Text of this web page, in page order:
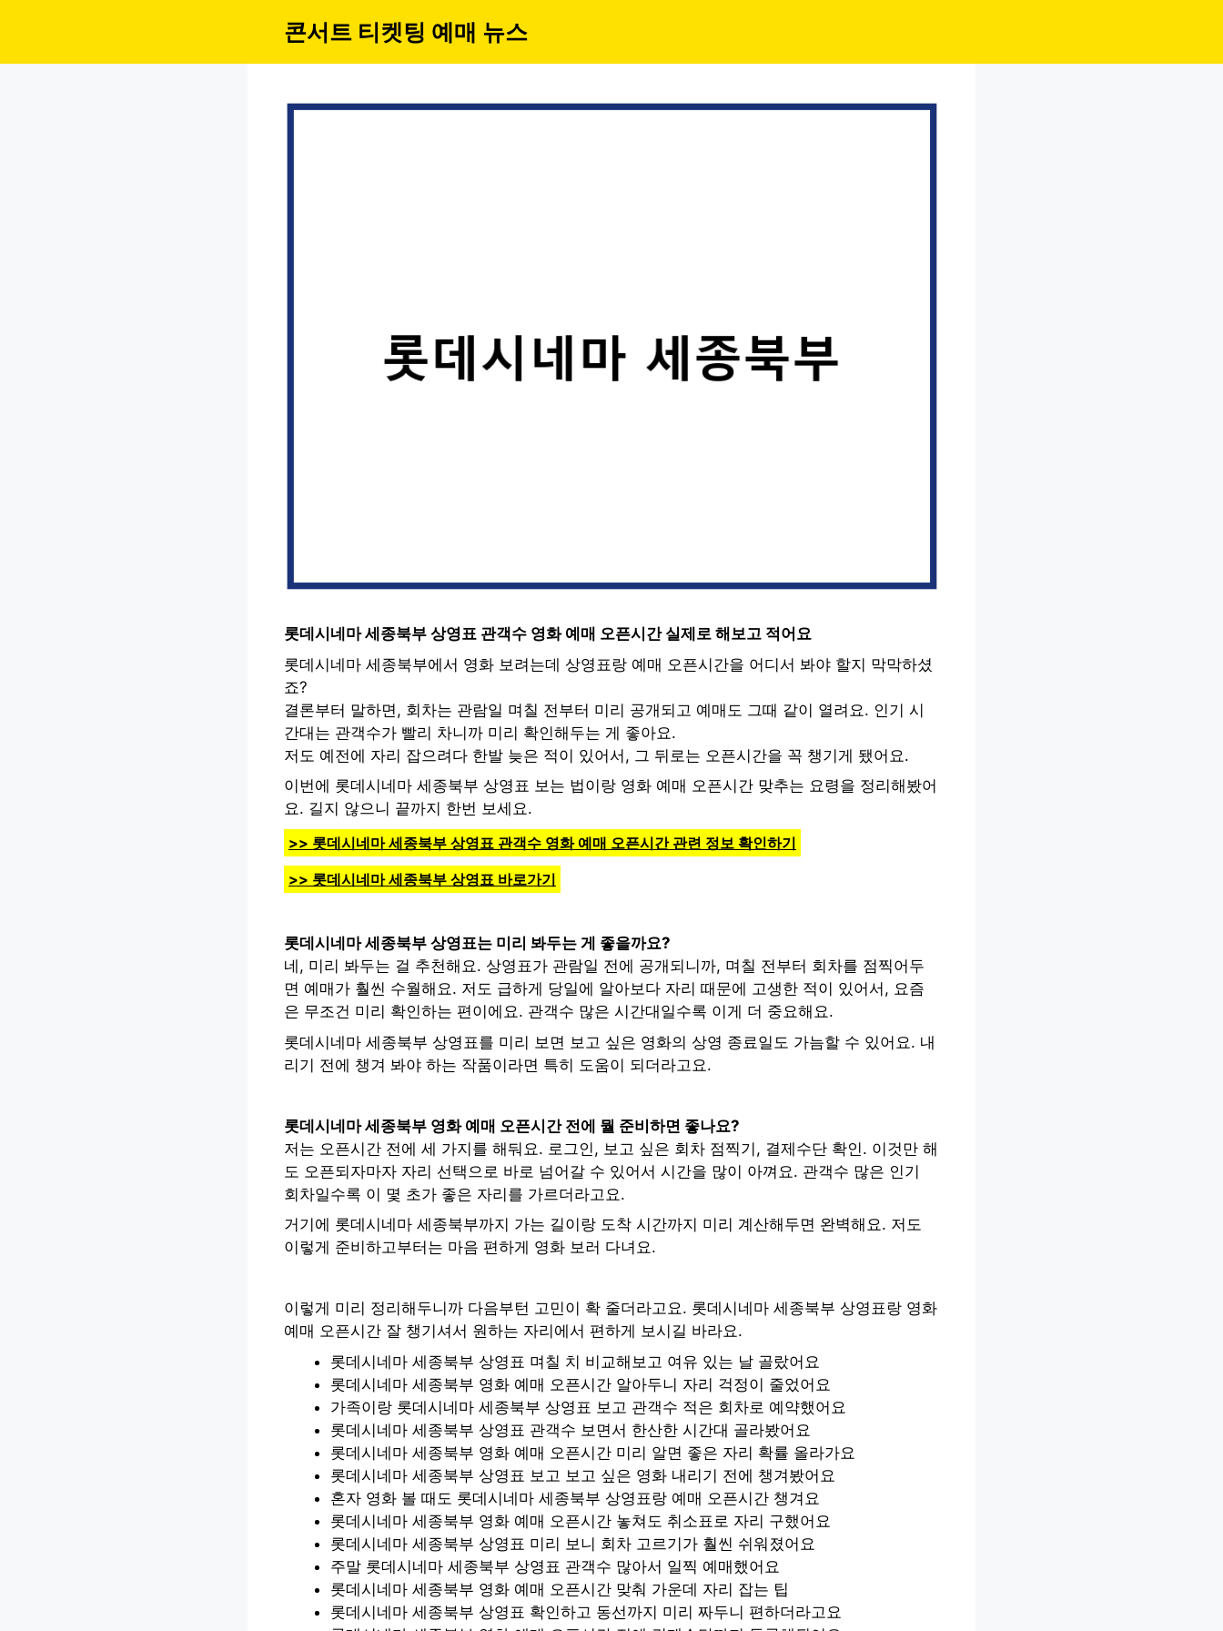
콘서트 티켓팅 예매 뉴스
롯데시네마 세종북부 상영표 관객수 영화 예매 오픈시간 실제로 해보고 적어요
롯데시네마 세종북부에서 영화 보려는데 상영표랑 예매 오픈시간을 어디서 봐야 할지 막막하셨
죠?
결론부터 말하면, 회차는 관람일 며칠 전부터 미리 공개되고 예매도 그때 같이 열려요. 인기 시
간대는 관객수가 빨리 차니까 미리 확인해두는 게 좋아요.
저도 예전에 자리 잡으려다 한발 늦은 적이 있어서, 그 뒤로는 오픈시간을 꼭 챙기게 됐어요.
이번에 롯데시네마 세종북부 상영표 보는 법이랑 영화 예매 오픈시간 맞추는 요령을 정리해봤어
요. 길지 않으니 끝까지 한번 보세요.
>> 롯데시네마 세종북부 상영표 관객수 영화 예매 오픈시간 관련 정보 확인하기
>> 롯데시네마 세종북부 상영표 바로가기
롯데시네마 세종북부 상영표는 미리 봐두는 게 좋을까요?
네, 미리 봐두는 걸 추천해요. 상영표가 관람일 전에 공개되니까, 며칠 전부터 회차를 점찍어두
면 예매가 훨씬 수월해요. 저도 급하게 당일에 알아보다 자리 때문에 고생한 적이 있어서, 요즘
은 무조건 미리 확인하는 편이에요. 관객수 많은 시간대일수록 이게 더 중요해요.
롯데시네마 세종북부 상영표를 미리 보면 보고 싶은 영화의 상영 종료일도 가늠할 수 있어요. 내
리기 전에 챙겨 봐야 하는 작품이라면 특히 도움이 되더라고요.
롯데시네마 세종북부 영화 예매 오픈시간 전에 뭘 준비하면 좋나요?
저는 오픈시간 전에 세 가지를 해둬요. 로그인, 보고 싶은 회차 점찍기, 결제수단 확인. 이것만 해
도 오픈되자마자 자리 선택으로 바로 넘어갈 수 있어서 시간을 많이 아껴요. 관객수 많은 인기
회차일수록 이 몇 초가 좋은 자리를 가르더라고요.
거기에 롯데시네마 세종북부까지 가는 길이랑 도착 시간까지 미리 계산해두면 완벽해요. 저도
이렇게 준비하고부터는 마음 편하게 영화 보러 다녀요.
이렇게 미리 정리해두니까 다음부턴 고민이 확 줄더라고요. 롯데시네마 세종북부 상영표랑 영화
예매 오픈시간 잘 챙기셔서 원하는 자리에서 편하게 보시길 바라요.
롯데시네마 세종북부 상영표 며칠 치 비교해보고 여유 있는 날 골랐어요
롯데시네마 세종북부 영화 예매 오픈시간 알아두니 자리 걱정이 줄었어요
가족이랑 롯데시네마 세종북부 상영표 보고 관객수 적은 회차로 예약했어요
롯데시네마 세종북부 상영표 관객수 보면서 한산한 시간대 골라봤어요
롯데시네마 세종북부 영화 예매 오픈시간 미리 알면 좋은 자리 확률 올라가요
롯데시네마 세종북부 상영표 보고 보고 싶은 영화 내리기 전에 챙겨봤어요
혼자 영화 볼 때도 롯데시네마 세종북부 상영표랑 예매 오픈시간 챙겨요
롯데시네마 세종북부 영화 예매 오픈시간 놓쳐도 취소표로 자리 구했어요
롯데시네마 세종북부 상영표 미리 보니 회차 고르기가 훨씬 쉬워졌어요
주말 롯데시네마 세종북부 상영표 관객수 많아서 일찍 예매했어요
롯데시네마 세종북부 영화 예매 오픈시간 맞춰 가운데 자리 잡는 팁
롯데시네마 세종북부 상영표 확인하고 동선까지 미리 짜두니 편하더라고요